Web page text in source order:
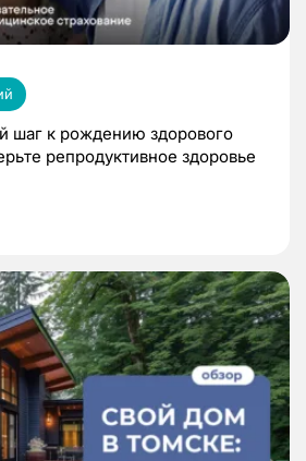
шаг к рождению здорового
репродуктивное здоровье